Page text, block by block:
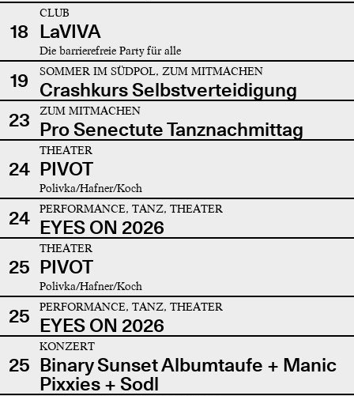
18
CLUB
LaVIVA
Die barrierefreie Party für alle
19 SOMMER IM SÜDPOL, ZUM MITMACHEN
Crashkurs Selbstverteidigung
23
ZUM MITMACHEN
Pro Senectute Tanznachmittag
24
THEATER
PIVOT
Polivka/Hafner/Koch
24 PERFORMANCE, TANZ, THEATER
EYES ON 2026
25
THEATER
PIVOT
Polivka/Hafner/Koch
25 PERFORMANCE, TANZ, THEATER
EYES ON 2026
25
KONZERT
Binary Sunset Albumtaufe + Manic
Pixxies + Sodl